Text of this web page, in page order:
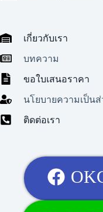
เกี่ยวกับเรา
บทความ
ขอใบเสนอราคา
นโยบายความเป็น
ติดต่อเรา